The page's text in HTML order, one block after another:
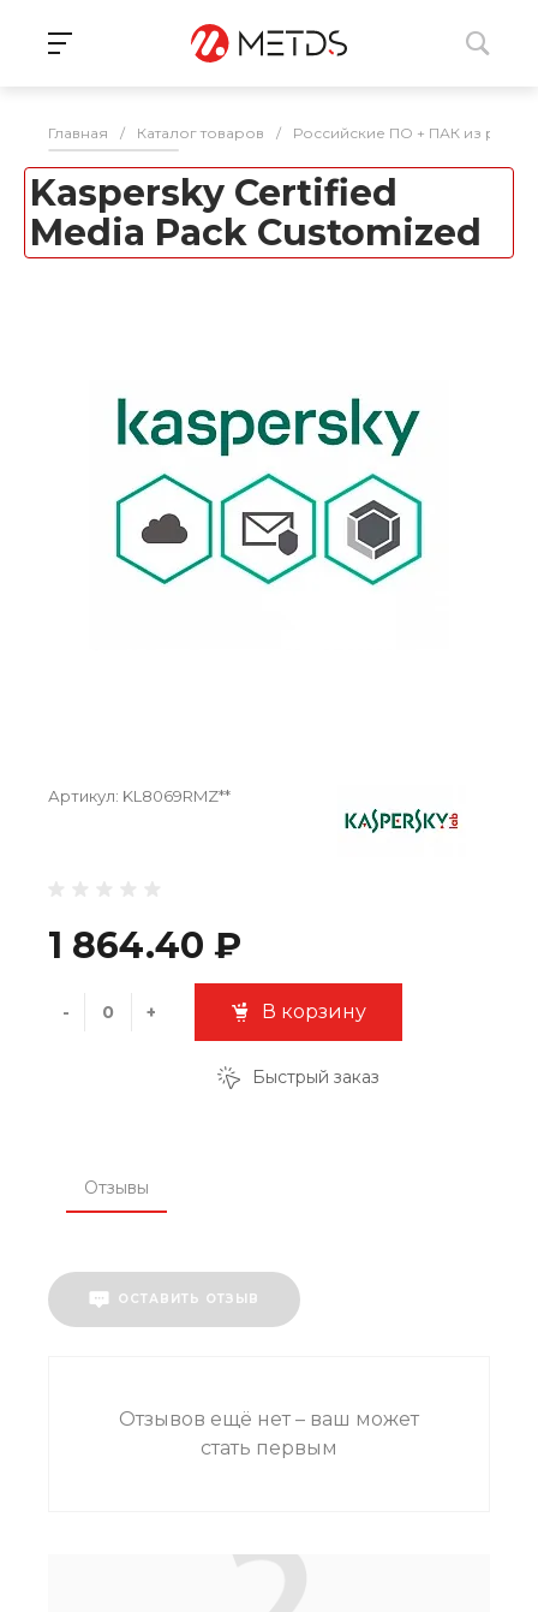
Главная / Каталог товаров / Российские ПО + ПАК из
Kaspersky Certified
Media Pack Customized
Артикул: KL8069RMZ**
1 864.40 ₽
- + В корзину
Быстрый заказ
Отзывы
ОСТАВИТЬ ОТЗЫВ
Отзывов ещё нет – ваш может
стать первым